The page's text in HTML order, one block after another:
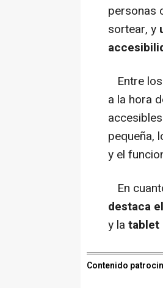
personas
sortear, y
Entre
a la hora
pequeña,
y el
En
destaca
y la tablet
Contenido